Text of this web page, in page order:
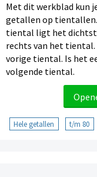
Met dit werkblad kun
getallen op
tiental ligt het dichtst
rechts van het tiental.
vorige tiental. Is het
volgende tiental.
Hele getallen t/m 80